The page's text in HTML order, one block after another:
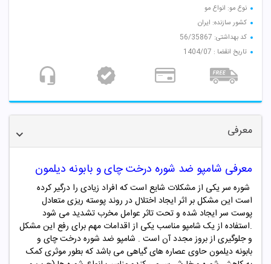
نوع مو: انواع مو
کشور سازنده: ایران
کد بهداشتی: 56/35867
تاریخ انقضا : 1404/07
معرفی
معرفی شامپو ضد شوره درخت چای و بابونه دیلمون
شوره سر یکی از مشکلات شایع است که افراد زیادی را درگیر کرده
است این مشکل بر اثر ایجاد اختلال در روند پوسته ریزی متعادل
پوست سر ایجاد شده و تحت تاثر عوامل مخرب تشدید می شود
.استفاده از یک شامپو مناسب یکی از اقدامات مهم برای رفع این مشکل
و جلوگیری از بروز مجدد آن است . شامپو ضد شوره درخت چای و
بابونه دیلمون حاوی عصاره های گیاهی می باشد که بطور موثری کمک